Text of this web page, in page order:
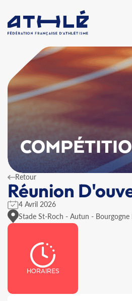
Retour
Réunion
4 Avril 2026
Stade St-Roch - Autun - Bourgogne
HORAIRES